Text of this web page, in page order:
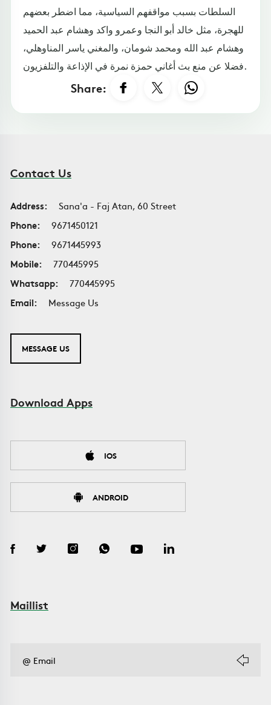
السلطات بسبب مواقفهم السياسية، مما اضطر بعضهم
للهجرة، مثل خالد أبو النجا وعمرو واكد وهشام عبد الحميد
وهشام عبد الله ومحمد شومان، والمغني ياسر المناوهلي،
فضلا عن منع بث أغاني حمزة نمرة في الإذاعة والتلفزيون.
Share:
Contact Us
Address:
Sana'a - Faj Atan, 60 Street
Phone:
9671450121
Phone:
9671445993
Mobile:
770445995
Whatsapp:
770445995
Email:
Message Us
MESSAGE US
Download Apps
IOS
ANDROID
Maillist